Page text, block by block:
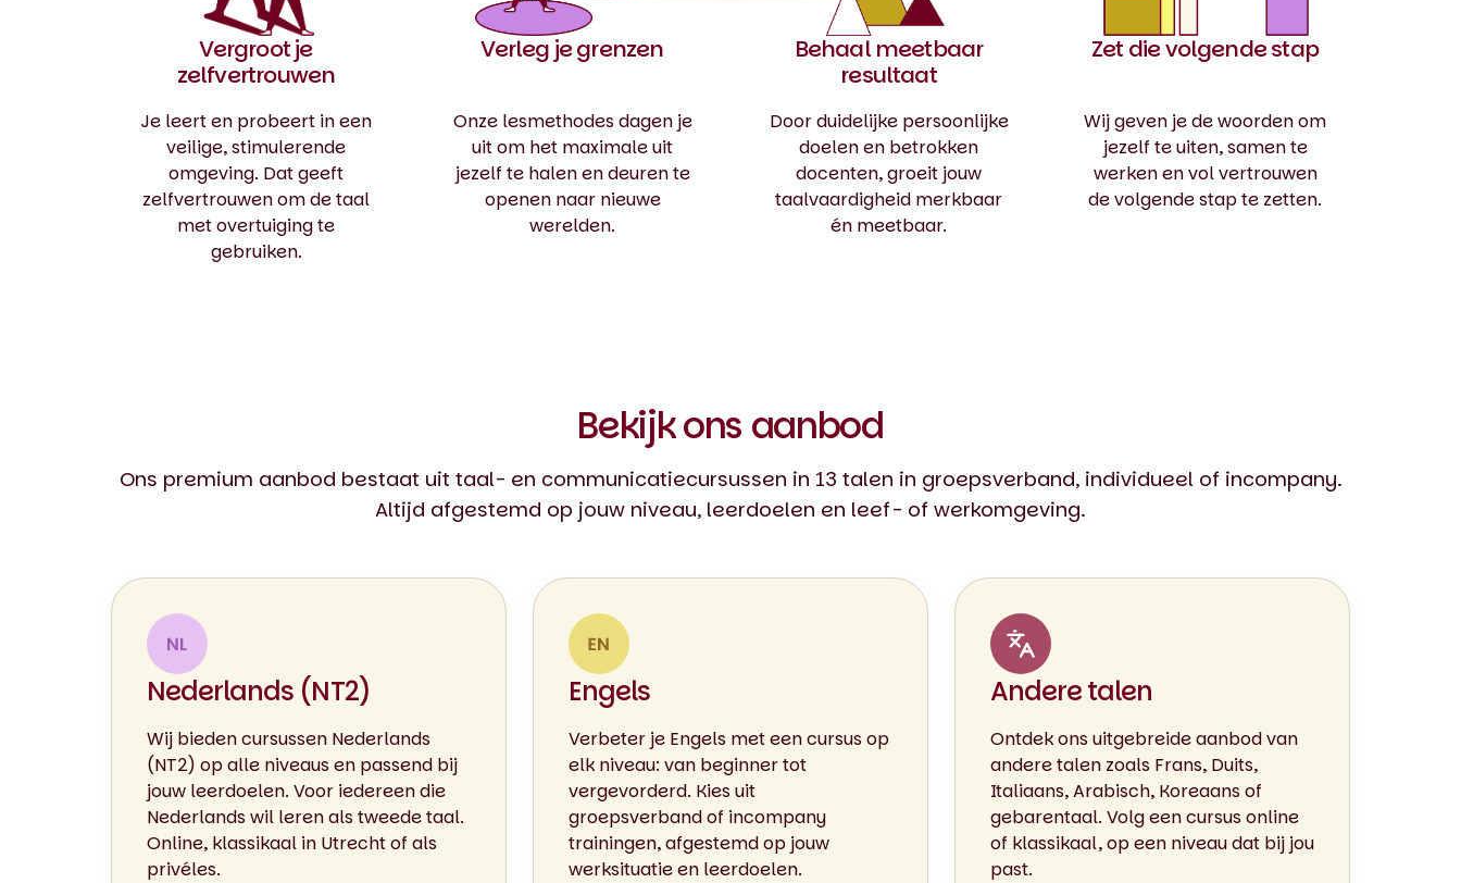
Vergroot je
zelfvertrouwen
Je leert en probeert in een
veilige, stimulerende
omgeving. Dat geeft
zelfvertrouwen om de taal
met overtuiging te
gebruiken.
Verleg je grenzen
Onze lesmethodes dagen je
uit om het maximale uit
jezelf te halen en deuren te
openen naar nieuwe
werelden.
Behaal meetbaar
resultaat
Door duidelijke persoonlijke
doelen en betrokken
docenten, groeit jouw
taalvaardigheid merkbaar
én meetbaar.
Zet die volgende stap
Wij geven je de woorden om
jezelf te uiten, samen te
werken en vol vertrouwen
de volgende stap te zetten.
Bekijk ons aanbod
Ons premium aanbod bestaat uit taal- en communicatiecursussen in 13 talen in groepsverband, individueel of incompany.
Altijd afgestemd op jouw niveau, leerdoelen en leef- of werkomgeving.
Nederlands (NT2)
Wij bieden cursussen Nederlands
(NT2) op alle niveaus en passend bij
jouw leerdoelen. Voor iedereen die
Nederlands wil leren als tweede taal.
Online, klassikaal in Utrecht of als
privéles.
Engels
Verbeter je Engels met een cursus op
elk niveau: van beginner tot
vergevorderd. Kies uit
groepsverband of incompany
trainingen, afgestemd op jouw
werksituatie en leerdoelen.
Andere talen
Ontdek ons uitgebreide aanbod van
andere talen zoals Frans, Duits,
Italiaans, Arabisch, Koreaans of
gebarentaal. Volg een cursus online
of klassikaal, op een niveau dat bij jou
past.